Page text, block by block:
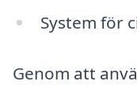
System för
Genom att